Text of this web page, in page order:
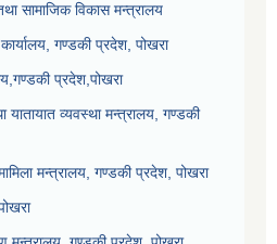
सामाजिक विकास मन्त्रालय
गण्डकी प्रदेश, पोखरा
प्रदेश,पोखरा
यातायात व्यवस्था मन्त्रालय, गण्डकी
मन्त्रालय, गण्डकी प्रदेश, पोखरा